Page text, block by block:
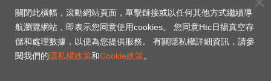
關閉此橫幅，滾動網站頁面，單擊鏈接或以任何其他方式繼續導
航瀏覽網站，即表示您同意使用cookies。 您同意Htc日揚真空存
儲和處理數據，以便為您提供服務。 有關隱私權詳細資訊，請參
閱我們的隱私權政策和Cookie政策。